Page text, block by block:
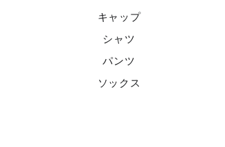
キャップ
シャツ
パンツ
ソックス